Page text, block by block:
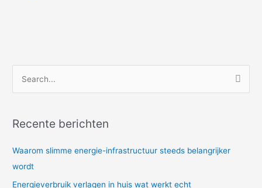
kRecente berichten
Waarom slimme energie-infrastructuur steeds belangrijker
wordt
Energieverbruik verlagen in huis wat werkt echt